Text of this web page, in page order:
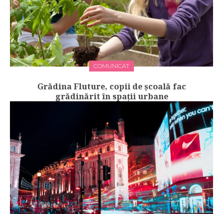
COMUNICAT
Grădina Fluture, copii de școală fac
grădinărit în spații urbane